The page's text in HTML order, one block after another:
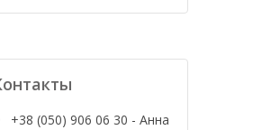
+38 (050) 906 06 30 - Анна